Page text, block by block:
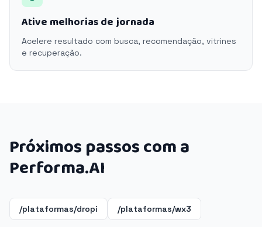
Ative melhorias de jornada
Acelere resultado com busca, recomendação, vitrines
e recuperação.
Próximos passos com a
Performa.AI
/plataformas/dropi /plataformas/wx3